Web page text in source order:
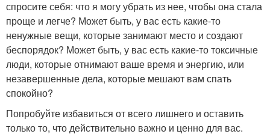
спросите себя: что я могу убрать из нее, чтобы она стала
проще и легче? Может быть, у вас есть какие-то
ненужные вещи, которые занимают место и создают
беспорядок? Может быть, у вас есть какие-то токсичные
люди, которые отнимают ваше время и энергию, или
незавершенные дела, которые мешают вам спать
спокойно?
Попробуйте избавиться от всего лишнего и оставить
только то, что действительно важно и ценно для вас.